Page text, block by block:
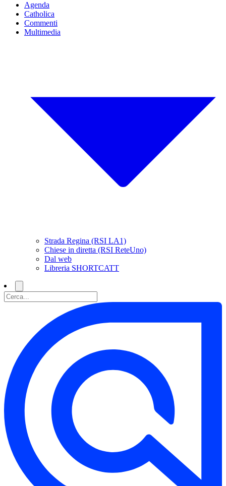
Agenda
Catholica
Commenti
Multimedia
Strada Regina (RSI LA1)
Chiese in diretta (RSI ReteUno)
Dal web
Libreria SHORTCATT